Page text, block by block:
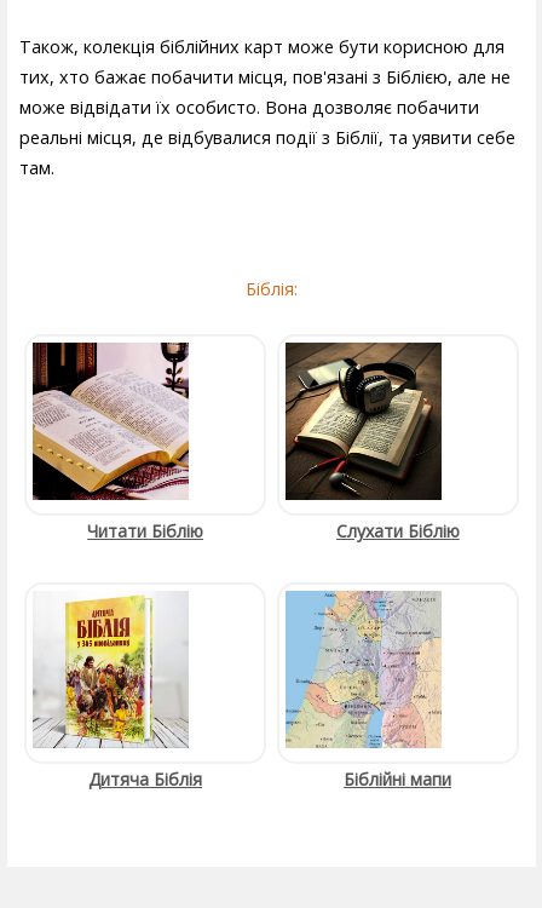
Також, колекція біблійних карт може бути корисною для
тих, хто бажає побачити місця, пов'язані з Біблією, але не
може відвідати їх особисто. Вона дозволяє побачити
реальні місця, де відбувалися події з Біблії, та уявити себе
там.
Біблія:
Читати Біблію Слухати Біблію
Дитяча Біблія Біблійні мапи